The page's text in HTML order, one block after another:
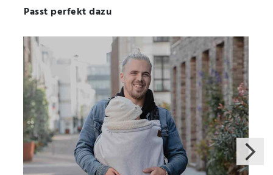
Passt perfekt dazu